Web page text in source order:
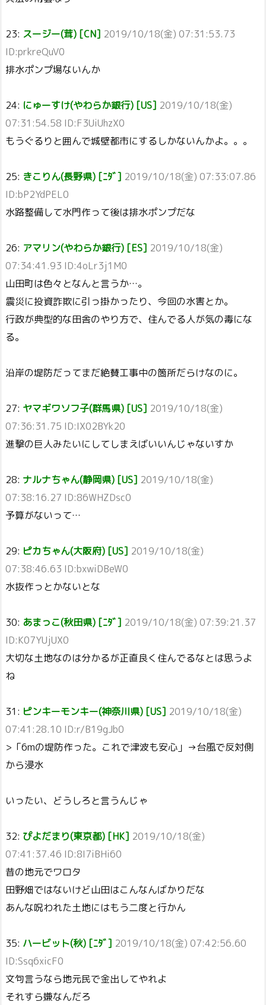
23: スージー(茸) [CN] 2019/10/18(金) 07:31:53.73
ID:prkreQuV0
排水ポンプ場ないんか
24: にゅーすけ(やわらか銀行) [US] 2019/10/18(金)
07:31:54.58 ID:F3UiUhzX0
もうぐるりと囲んで城壁都市にするしかないんかよ。。。
25: きこりん(長野県) [ﾆﾀﾞ] 2019/10/18(金) 07:33:07.86
ID:bP2YdPEL0
水路整備して水門作って後は排水ポンプだな
26: アマリン(やわらか銀行) [ES] 2019/10/18(金)
07:34:41.93 ID:4oLr3j1M0
山田町は色々となんと言うか…。
震災に投資詐欺に引っ掛かったり、今回の水害とか。
行政が典型的な田舎のやり方で、住んでる人が気の毒にな
る。
沿岸の堤防だってまだ絶賛工事中の箇所だらけなのに。
27: ヤマギワソフ子(群馬県) [US] 2019/10/18(金)
07:36:31.75 ID:IX02BYk20
進撃の巨人みたいにしてしまえばいいんじゃないすか
28: ナルナちゃん(静岡県) [US] 2019/10/18(金)
07:38:16.27 ID:86WHZDsc0
予算がないって…
29: ピカちゃん(大阪府) [US] 2019/10/18(金)
07:38:46.63 ID:bxwiDBeW0
水抜作っとかないとな
30: あまっこ(秋田県) [ﾆﾀﾞ] 2019/10/18(金) 07:39:21.37
ID:K07YUjUX0
大切な土地なのは分かるが正直良く住んでるなとは思うよ
ね
31: ピンキーモンキー(神奈川県) [US] 2019/10/18(金)
07:41:28.10 ID:r/B19gJb0
>「6mの堤防作った。これで津波も安心」→台風で反対側
から浸水
いったい、どうしろと言うんじゃ
32: ぴよだまり(東京都) [HK] 2019/10/18(金)
07:41:37.46 ID:8I7iBHi60
昔の地元でワロタ
田野畑ではないけど山田はこんなんばかりだな
あんな呪われた土地にはもう二度と行かん
35: ハービット(秋) [ﾆﾀﾞ] 2019/10/18(金) 07:42:56.60
ID:Ssq6xicF0
文句言うなら地元民で金出してやれよ
それすら嫌なんだろ